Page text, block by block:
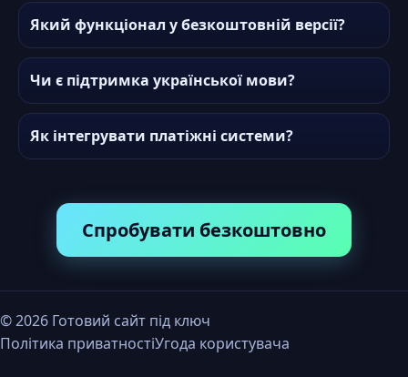
Який функціонал у безкоштовній версії?
Чи є підтримка української мови?
Як інтегрувати платіжні системи?
Спробувати безкоштовно
©2026 Готовий сайт під ключ
Політика приватностіУгода користувача